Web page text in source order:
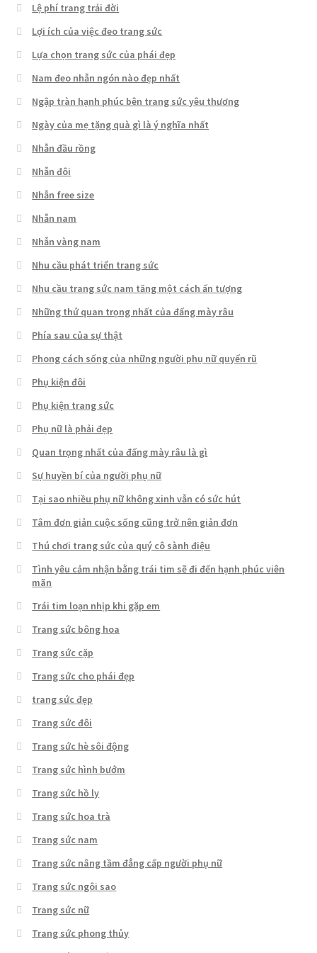
Lệ phí trang trải đời
Lợi ích của việc đeo trang sức
Lựa chọn trang sức của phái đẹp
Nam đeo nhẫn ngón nào đẹp nhất
Ngập tràn hạnh phúc bên trang sức yêu thương
Ngày của mẹ tặng quà gì là ý nghĩa nhất
Nhẫn đầu rồng
Nhẫn đôi
Nhẫn free size
Nhẫn nam
Nhẫn vàng nam
Nhu cầu phát triển trang sức
Nhu cầu trang sức nam tăng một cách ấn tượng
Những thứ quan trọng nhất của đấng mày râu
Phía sau của sự thật
Phong cách sống của những người phụ nữ quyến rũ
Phụ kiện đôi
Phụ kiện trang sức
Phụ nữ là phải đẹp
Quan trọng nhất của đấng mày râu là gì
Sự huyền bí của người phụ nữ
Tại sao nhiều phụ nữ không xinh vẫn có sức hút
Tâm đơn giản cuộc sống cũng trở nên giản đơn
Thú chơi trang sức của quý cô sành điệu
Tình yêu cảm nhận bằng trái tim sẽ đi đến hạnh phúc viên
mãn
Trái tim loạn nhịp khi gặp em
Trang sức bông hoa
Trang sức cặp
Trang sức cho phái đẹp
trang sức đẹp
Trang sức đôi
Trang sức hè sôi động
Trang sức hình bướm
Trang sức hồ ly
Trang sức hoa trà
Trang sức nam
Trang sức nâng tầm đẳng cấp người phụ nữ
Trang sức ngôi sao
Trang sức nữ
Trang sức phong thủy